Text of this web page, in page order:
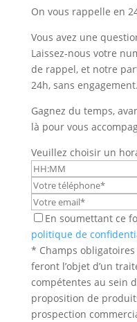
On vous rappelle en
Vous avez une
Laissez-nous votre
de rappel, et notre
24h, sans engagement.
Gagnez du temps,
là pour vous
Veuillez choisir un
En soumettant ce
politique de
* Champs
feront l’objet d’un
compétentes au sein
proposition de
prospection